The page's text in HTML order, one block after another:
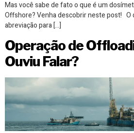
Mas você sabe de fato o que é um
Offshore? Venha descobrir neste post! O
abreviação para […]
Operação de
Ouviu Falar?